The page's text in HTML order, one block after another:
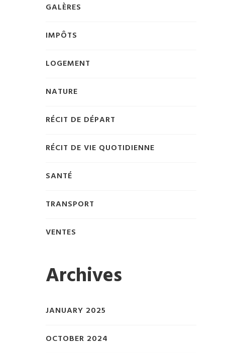
GALÈRES
IMPÔTS
LOGEMENT
NATURE
RÉCIT DE DÉPART
RÉCIT DE VIE QUOTIDIENNE
SANTÉ
TRANSPORT
VENTES
Archives
JANUARY 2025
OCTOBER 2024